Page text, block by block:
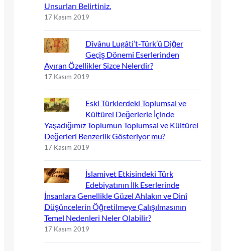
Unsurları Belirtiniz.
17 Kasım 2019
Dîvânu Lugâti’t-Türk’ü Diğer
Geçiş Dönemi Eserlerinden
Ayıran Özellikler Sizce Nelerdir?
17 Kasım 2019
Eski Türklerdeki Toplumsal ve
Kültürel Değerlerle İçinde
Yaşadığımız Toplumun Toplumsal ve Kültürel
Değerleri Benzerlik Gösteriyor mu?
17 Kasım 2019
İslamiyet Etkisindeki Türk
Edebiyatının İlk Eserlerinde
İnsanlara Genellikle Güzel Ahlakın ve Dinî
Düşüncelerin Öğretilmeye Çalışılmasının
Temel Nedenleri Neler Olabilir?
17 Kasım 2019